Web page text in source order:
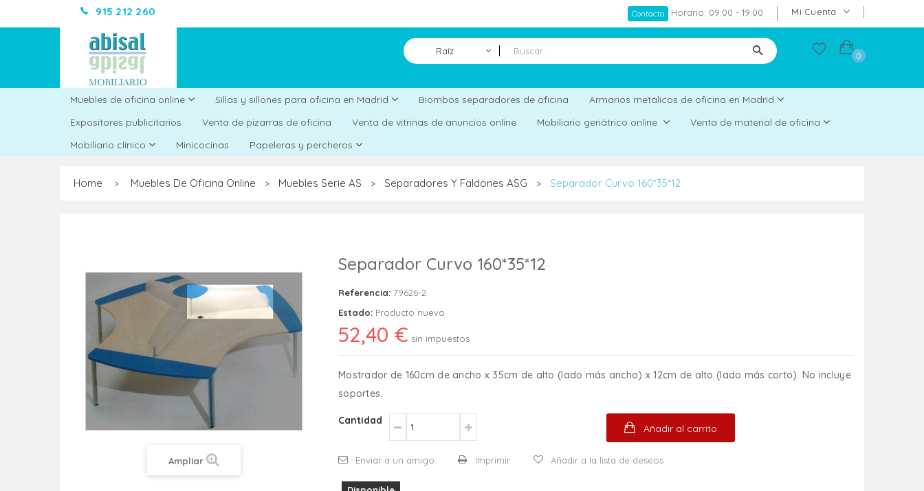
915 212 260 Mi Cuenta
Contacto Horario: 09:00 - 19:00
Raíz 0
Muebles de oficina online Sillas y sillones para oficina en Madrid Biombos separadores de oficina
Armarios metálicos de oficina en Madrid
Expositores publicitarios
Venta de pizarras de oficina Venta de vitrinas de anuncios online Mobiliario geriátrico online
Venta de material de oficina
Mobiliario clínico
Minicocinas Papeleras y percheros
Home > Muebles De Oficina Online > Muebles Serie AS > Separadores Y Faldones ASG > Separador Curvo 160*35*12
Ampliar
Separador Curvo 160*35*12
Referencia: 79626-2
Estado: Producto nuevo
52,40 € sin impuestos
Mostrador de 160cm de ancho x 35cm de alto (lado más ancho) x 12cm de alto (lado más corto). No incluye
soportes.
Cantidad
Añadir al carrito
Enviar a un amigo Imprimir Añadir a la lista de deseos